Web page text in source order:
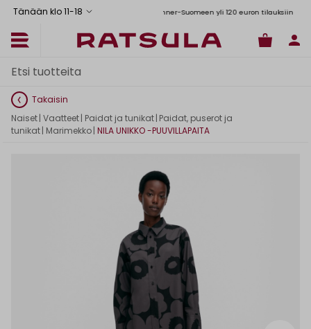
Tänään klo 11-18
Toimituskulut alk. 6,90€
Ilmainen toimitus Manner-Suomeen yli 120 euron tilauksiin
Takaisin
Naiset| Vaatteet| Paidat ja tunikat | Paidat, puserot ja
tunikat| Marimekko| NILA UNIKKO -PUUVILLAPAITA